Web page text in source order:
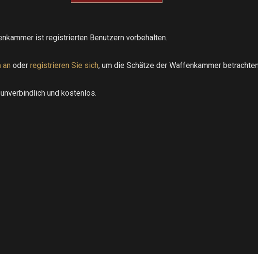
ist registrierten Benutzern vorbehalten.
an oder registrieren Sie sich, um die Schätze der Waffenkammer
und kostenlos.